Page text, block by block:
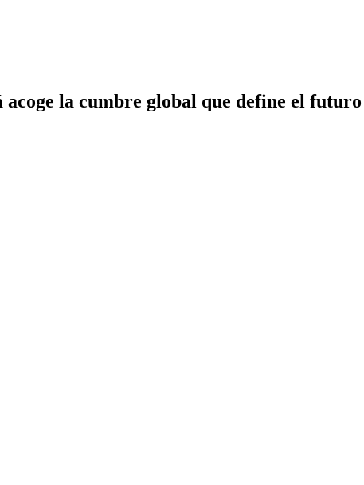
la cumbre global que define el